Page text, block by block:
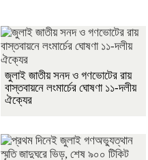
জুলাই জাতীয় সনদ ও গণভোটের রায়
বাস্তবায়নে লংমার্চের ঘোষণা ১১-দলীয়
ঐক্যের